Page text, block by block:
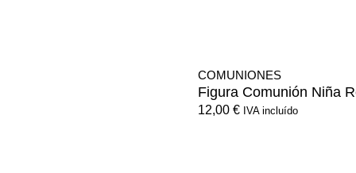
COMUNIONES
Figura Comunión Niña
12,00 € IVA incluído